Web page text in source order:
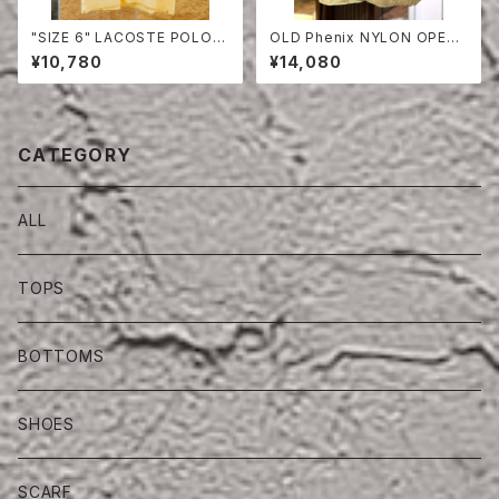
"SIZE 6" LACOSTE POLO S
HIRT
¥10,780
OLD Phenix NYLON OPEN
COLLAR SHIRT
¥14,080
CATEGORY
ALL
TOPS
BOTTOMS
SHOES
SCARF